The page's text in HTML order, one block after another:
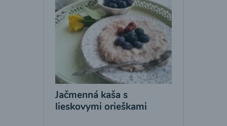
Jačmenná kaša s
lieskovymi orieškami